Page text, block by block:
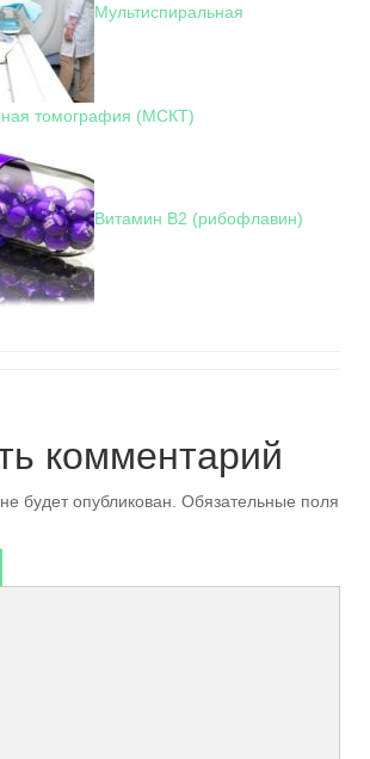
Мультиспиральная
томография (МСКТ)
Витамин В2 (рибофлавин)
комментарий
будет опубликован. Обязательные поля